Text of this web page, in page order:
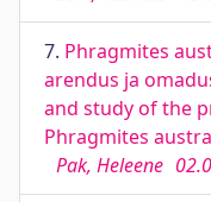
7. Phragmites
arendus ja
and study of the
Phragmites
Pak, Heleene